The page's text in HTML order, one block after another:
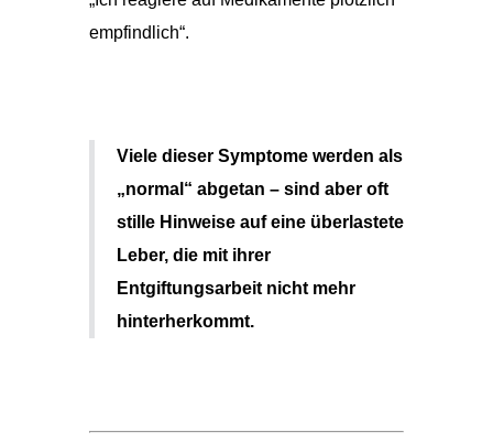
empfindlich“.
Viele dieser Symptome werden als
„normal“ abgetan – sind aber oft
stille Hinweise auf eine überlastete
Leber, die mit ihrer
Entgiftungsarbeit nicht mehr
hinterherkommt.